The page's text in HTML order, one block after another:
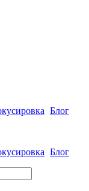
Блог
Блог